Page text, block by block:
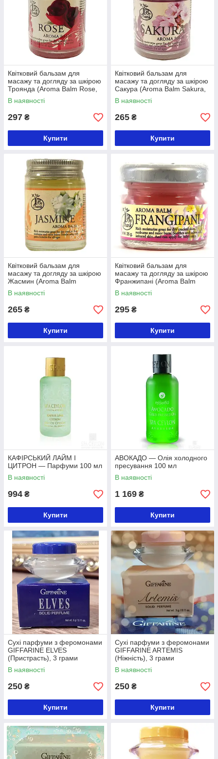
Квітковий бальзам для
масажу та догляду за шкірою
Троянда (Aroma Balm Rose,
Be Thank)
В наявності
297 ₴
Купити
Квітковий бальзам для
масажу та догляду за шкірою
Сакура (Aroma Balm Sakura,
Be Thank)
В наявності
265 ₴
Купити
Квітковий бальзам для
масажу та догляду за шкірою
Жасмин (Aroma Balm
Jasmine, Be Thank)
В наявності
265 ₴
Купити
Квітковий бальзам для
масажу та догляду за шкірою
Франжипані (Aroma Balm
Frangipani, Be Thank), 30
грамів
В наявності
295 ₴
Купити
КАФІРСЬКИЙ ЛАЙМ І
ЦИТРОН — Парфуми 100 мл
В наявності
994 ₴
Купити
АВОКАДО — Олія холодного
пресування 100 мл
В наявності
1 169 ₴
Купити
Сухі парфуми з феромонами
GIFFARINE ELVES
(Пристрасть), 3 грами
В наявності
250 ₴
Купити
Сухі парфуми з феромонами
GIFFARINE ARTEMIS
(Ніжність), 3 грами
В наявності
250 ₴
Купити